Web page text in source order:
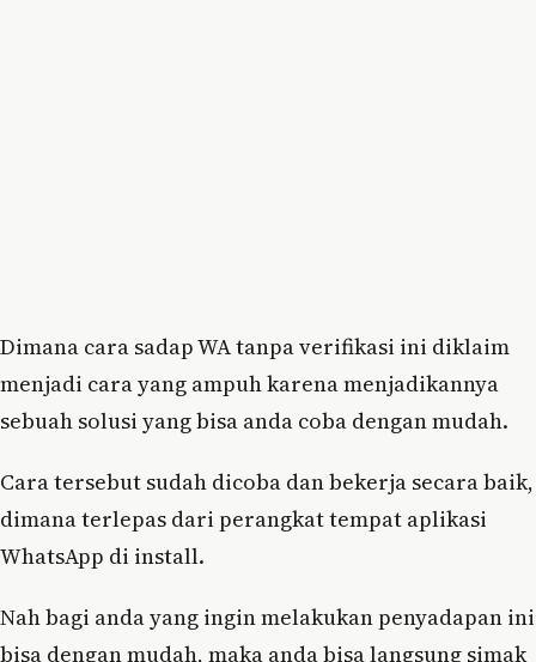
Dimana cara sadap WA tanpa verifikasi ini diklaim
menjadi cara yang ampuh karena menjadikannya
sebuah solusi yang bisa anda coba dengan mudah.
Cara tersebut sudah dicoba dan bekerja secara baik,
dimana terlepas dari perangkat tempat aplikasi
WhatsApp di install.
Nah bagi anda yang ingin melakukan penyadapan ini
bisa dengan mudah, maka anda bisa langsung simak